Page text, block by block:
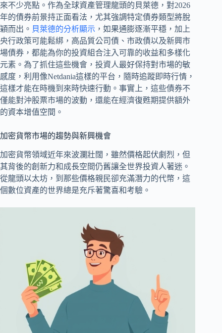
來不少亮點。作為全球資產管理龍頭的貝萊德，對2026
年的債券前景持正面看法，尤其強調特定債券類型將脫
穎而出。 貝萊德的分析顯示 ，如果通膨逐漸平穩，加上
央行政策可能鬆綁，高品質公司債、市政債以及新興市
場債券，都能為你的投資組合注入可靠的收益和多樣化
元素。為了抓住這些機會，投資人最好保持對市場的敏
感度，利用像Netdania這樣的平台，隨時追蹤即時行情，
這樣才能在時機到來時快速行動。事實上，這些債券不
僅能對沖股票市場的波動，還能在經濟復甦期提供額外
的資本增值空間。
加密貨幣市場的趨勢與新興機會
加密貨幣領域近年來波瀾壯闊，雖然價格起伏劇烈，但
其背後的創新力和成長空間仍舊讓全世界投資人著迷。
從龍頭以太坊，到那些價格親民卻充滿潛力的代幣，這
個數位資產的世界總是充斥著驚喜和考驗。